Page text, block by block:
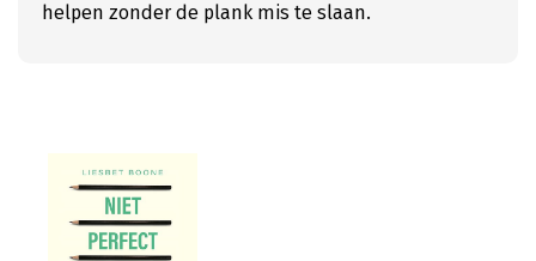
helpen zonder de plank mis te slaan.